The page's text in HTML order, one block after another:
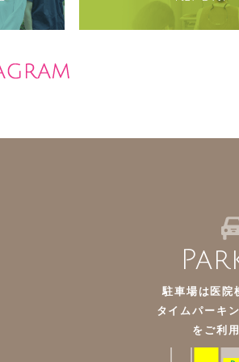
駐車場は医院
タイムパーキ
をご利